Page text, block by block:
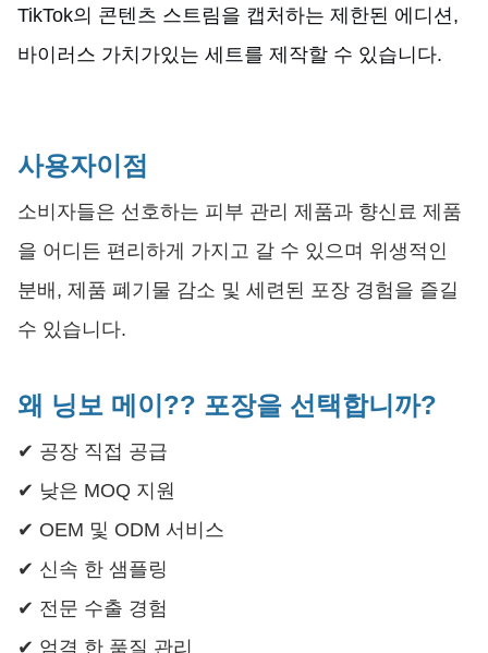
TikTok의 콘텐츠 스트림을 캡처하는 제한된 에디션,
바이러스 가치가있는 세트를 제작할 수 있습니다.
사용자이점
소비자들은 선호하는 피부 관리 제품과 향신료 제품
을 어디든 편리하게 가지고 갈 수 있으며 위생적인
분배, 제품 폐기물 감소 및 세련된 포장 경험을 즐길
수 있습니다.
왜 닝보 메이?? 포장을 선택합니까?
✔ 공장 직접 공급
✔ 낮은 MOQ 지원
✔ OEM 및 ODM 서비스
✔ 신속 한 샘플링
✔ 전문 수출 경험
✔ 엄격 한 품질 관리